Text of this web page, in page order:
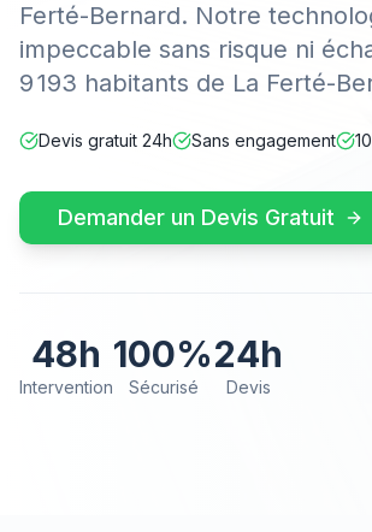
Ferté-Bernard. Notre
impeccable sans risque ni
9 193 habitants de La Ferté-
Devis gratuit 24h Sans engagement
Demander un Devis Gratuit
48h
Intervention
100%
Sécurisé
24h
Devis